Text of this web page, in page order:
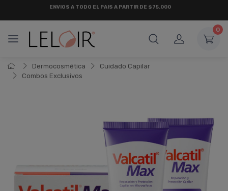
0
Dermocosmética
Cuidado Capilar
Combos Exclusivos